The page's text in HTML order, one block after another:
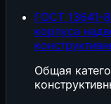
ГОСТ 13641-
корпуса
Общая